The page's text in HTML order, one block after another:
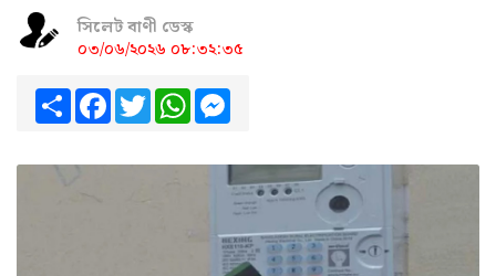
সিলেট বাণী ডেস্ক
০৩/০৬/২০২৬ ০৮:৩২:৩৫
ShareFacebook
TwitterWhatsApp